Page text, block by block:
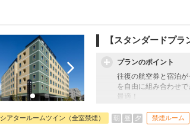
【スタンダードプ
プランのポイント
往復の航空券と宿泊
を自由に組み合わせ
最適！
フライトは、安心の
オプションでレンタ
シアタールームツイン（全室禁煙） 朝 昼 夕 禁煙ルーム